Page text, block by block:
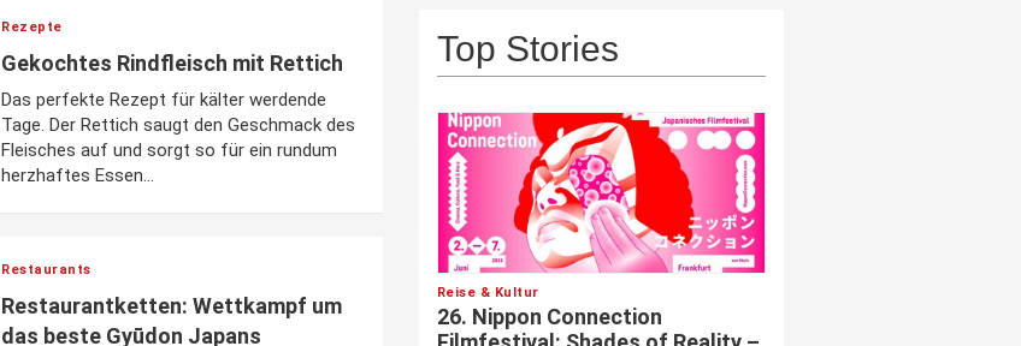
Rezepte
Gekochtes Rindfleisch mit Rettich
Das perfekte Rezept für kälter werdende
Tage. Der Rettich saugt den Geschmack des
Fleisches auf und sorgt so für ein rundum
herzhaftes Essen...
Restaurants
Restaurantketten: Wettkampf um
das beste Gyūdon Japans
Top Stories
Reise & Kultur
26. Nippon Connection